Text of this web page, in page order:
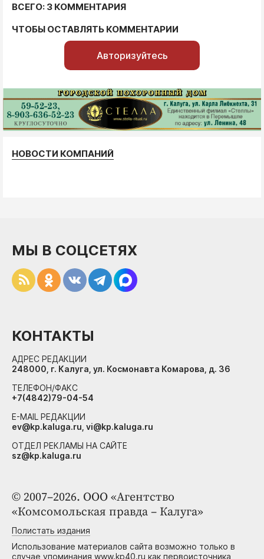
ВСЕГО: 3 КОММЕНТАРИЯ
ЧТОБЫ ОСТАВЛЯТЬ КОММЕНТАРИИ
Авторизуйтесь
НОВОСТИ КОМПАНИЙ
© 2007–2026. ООО «Агентство
«Комсомольская правда – Калуга»
Полистать издания
Использование материалов сайта возможно только в
случае упоминания www.kp40.ru как первоисточника
МЫ В СОЦСЕТЯХ
КОНТАКТЫ
АДРЕС РЕДАКЦИИ
248000, г. Калуга, ул. Космонавта Комарова, д. 36
ТЕЛЕФОН/ФАКС
+7(4842)79-04-54
E-MAIL РЕДАКЦИИ
ev@kp.kaluga.ru, vi@kp.kaluga.ru
ОТДЕЛ РЕКЛАМЫ НА САЙТЕ
sz@kp.kaluga.ru